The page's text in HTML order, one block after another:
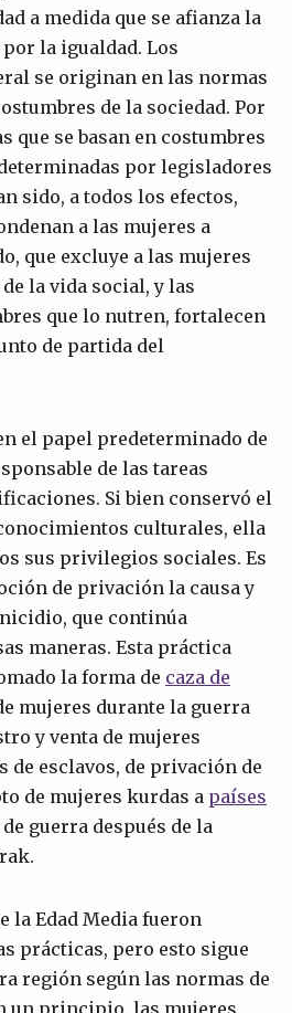
a medida que se afianza la
la igualdad. Los
se originan en las normas
de la sociedad. Por
que se basan en costumbres
por legisladores
sido, a todos los efectos,
a las mujeres a
que excluye a las mujeres
la vida social, y las
que lo nutren, fortalecen
de partida del
el papel predeterminado de
de las tareas
Si bien conservó el
culturales, ella
sus privilegios sociales. Es
de privación la causa y
que continúa
maneras. Esta práctica
la forma de caza de
mujeres durante la guerra
y venta de mujeres
de esclavos, de privación de
de mujeres kurdas a países
guerra después de la
la Edad Media fueron
prácticas, pero esto sigue
región según las normas de
un principio, las mujeres